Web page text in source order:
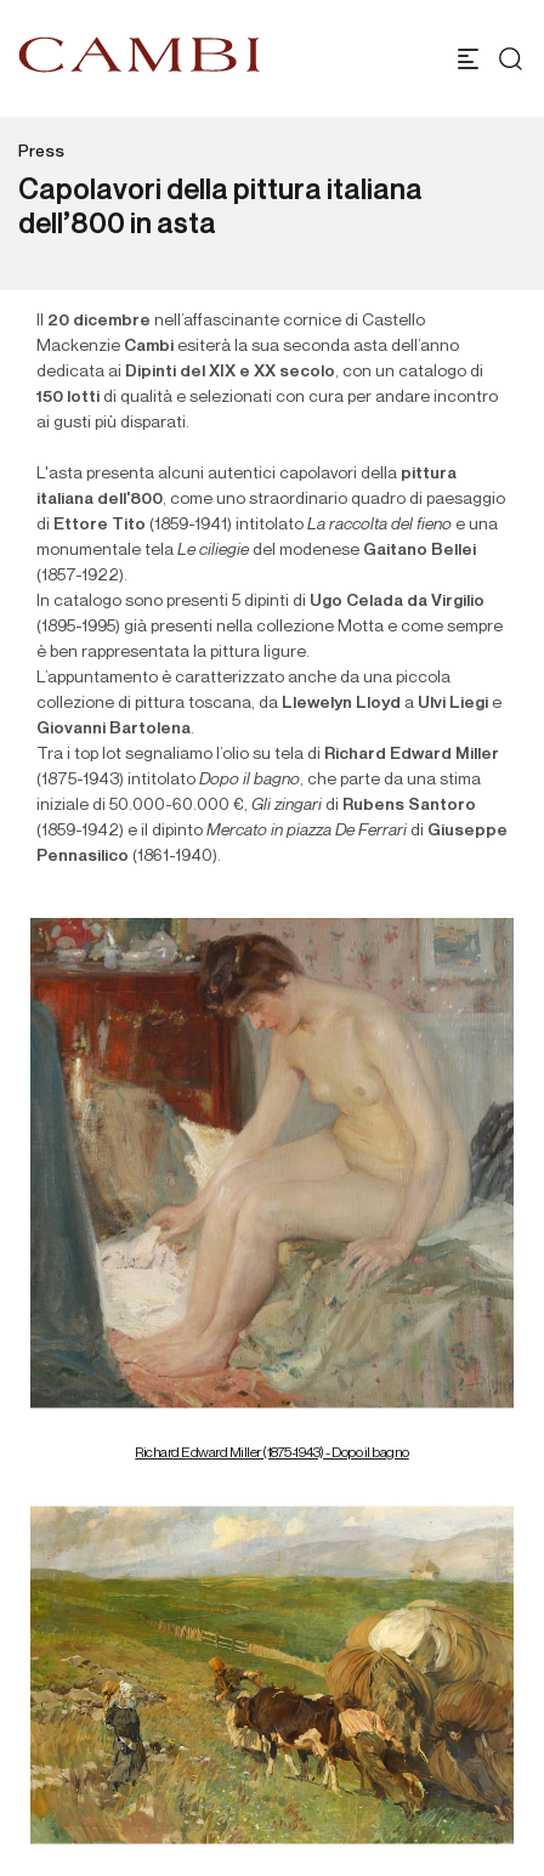
Press
Capolavori della pittura italiana
dell’800 in asta
Richard Edward Miller (1875-1943) - Dopo il bagno
20 dicembre nell’affascinante cornice di Castello
Mackenzie Cambi esiterà la sua seconda asta dell’anno
dedicata ai Dipinti del XIX e XX secolo, con un catalogo di
150 lotti di qualità e selezionati con cura per andare incontro
ai gusti più disparati.
L'asta presenta alcuni autentici capolavori della pittura
italiana dell'800, come uno straordinario quadro di paesaggio
di Ettore Tito (1859-1941) intitolato La raccolta del fieno e una
monumentale tela Le ciliegiedel modenese Gaitano Bellei
(1857-1922).
In catalogo sono presenti 5 dipinti di Ugo Celada da Virgilio
(1895-1995) già presenti nella collezione Motta e come sempre
è ben rappresentata la pittura ligure.
L’appuntamento è caratterizzato anche da una piccola
collezione di pittura toscana, da Llewelyn Lloyd a Ulvi Liegi e
Giovanni Bartolena.
Tra i top lot segnaliamo l’olio su tela di Richard Edward Miller
(1875-1943) intitolato Dopo il bagno, che parte da una stima
iniziale di 50.000-60.000 €, Gli zingari di Rubens Santoro
(1859-1942) e il dipinto Mercato in piazza De Ferrari di Giuseppe
Pennasilico (1861-1940).